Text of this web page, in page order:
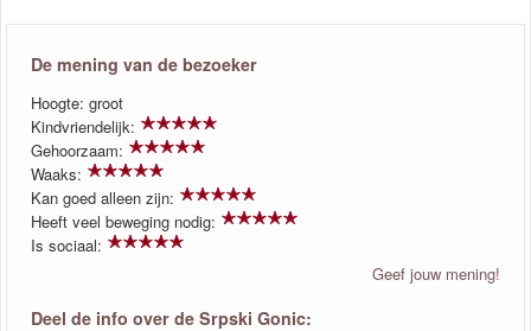
De mening van de bezoeker
Hoogte: groot
Kindvriendelijk:
Gehoorzaam:
Waaks:
Kan goed alleen zijn:
Heeft veel beweging nodig:
Is sociaal:
Geef jouw mening!
Deel de info over de Srpski Gonic: